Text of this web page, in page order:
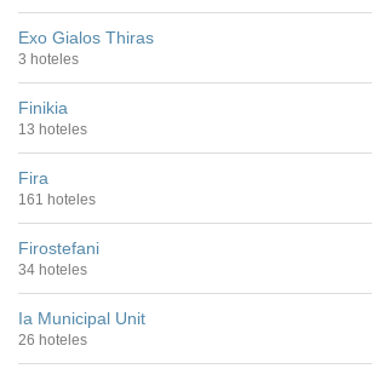
Exo Gialos Thiras
3 hoteles
Finikia
13 hoteles
Fira
161 hoteles
Firostefani
34 hoteles
Ia Municipal Unit
26 hoteles